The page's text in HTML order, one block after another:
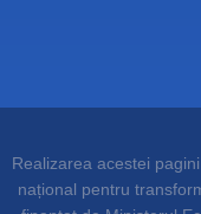
Realizarea acestei
național pentru